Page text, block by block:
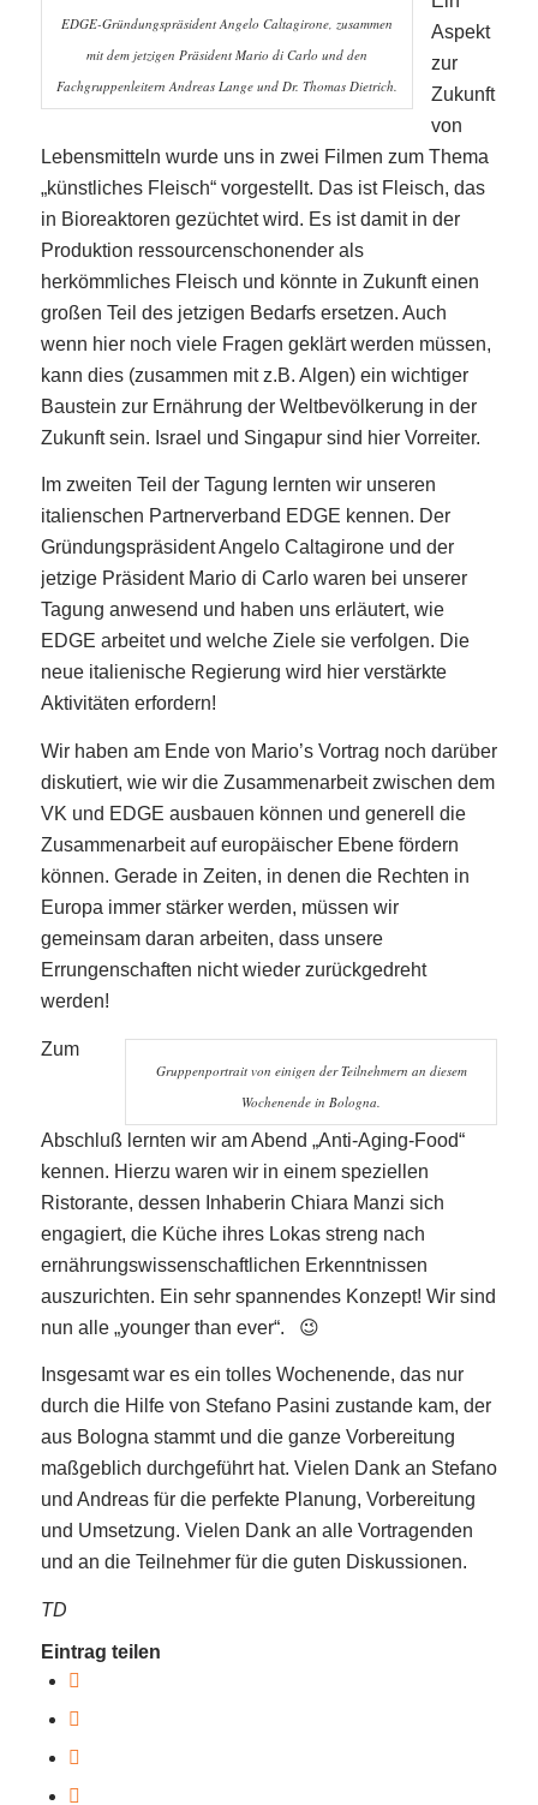
EDGE-Gründungspräsident Angelo Caltagirone, zusammen
mit dem jetzigen Präsident Mario di Carlo und den
Fachgruppenleitern Andreas Lange und Dr. Thomas Dietrich.
Aspekt
zur
Zukunft
von
Lebensmitteln wurde uns in zwei Filmen zum Thema
„künstliches Fleisch“ vorgestellt. Das ist Fleisch, das
in Bioreaktoren gezüchtet wird. Es ist damit in der
Produktion ressourcenschonender als
herkömmliches Fleisch und könnte in Zukunft einen
großen Teil des jetzigen Bedarfs ersetzen. Auch
wenn hier noch viele Fragen geklärt werden müssen,
kann dies (zusammen mit z.B. Algen) ein wichtiger
Baustein zur Ernährung der Weltbevölkerung in der
Zukunft sein. Israel und Singapur sind hier Vorreiter.
Im zweiten Teil der Tagung lernten wir unseren
italienschen Partnerverband EDGE kennen. Der
Gründungspräsident Angelo Caltagirone und der
jetzige Präsident Mario di Carlo waren bei unserer
Tagung anwesend und haben uns erläutert, wie
EDGE arbeitet und welche Ziele sie verfolgen. Die
neue italienische Regierung wird hier verstärkte
Aktivitäten erfordern!
Wir haben am Ende von Mario’s Vortrag noch darüber
diskutiert, wie wir die Zusammenarbeit zwischen dem
VK und EDGE ausbauen können und generell die
Zusammenarbeit auf europäischer Ebene fördern
können. Gerade in Zeiten, in denen die Rechten in
Europa immer stärker werden, müssen wir
gemeinsam daran arbeiten, dass unsere
Errungenschaften nicht wieder zurückgedreht
werden!
Gruppenportrait von einigen der Teilnehmern an diesem
Wochenende in Bologna.
Zum
Abschluß lernten wir am Abend „Anti-Aging-Food“
kennen. Hierzu waren wir in einem speziellen
Ristorante, dessen Inhaberin Chiara Manzi sich
engagiert, die Küche ihres Lokas streng nach
ernährungswissenschaftlichen Erkenntnissen
auszurichten. Ein sehr spannendes Konzept! Wir sind
nun alle „younger than ever“. 😉
Insgesamt war es ein tolles Wochenende, das nur
durch die Hilfe von Stefano Pasini zustande kam, der
aus Bologna stammt und die ganze Vorbereitung
maßgeblich durchgeführt hat. Vielen Dank an Stefano
und Andreas für die perfekte Planung, Vorbereitung
und Umsetzung. Vielen Dank an alle Vortragenden
und an die Teilnehmer für die guten Diskussionen.
TD
Eintrag teilen